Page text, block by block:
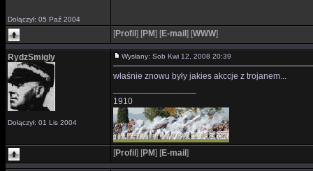
Dołączył: 05 Paź 2004
[Profil ] [PM] [E-mail ] [WWW]
RydzSmigly
Dołączył: 01 Lis 2004
Wysłany: Sob Kwi 12, 2008 20:39
właśnie znowu były jakies akccje z trojanem...
1910
[Profil ] [PM] [E-mail ]